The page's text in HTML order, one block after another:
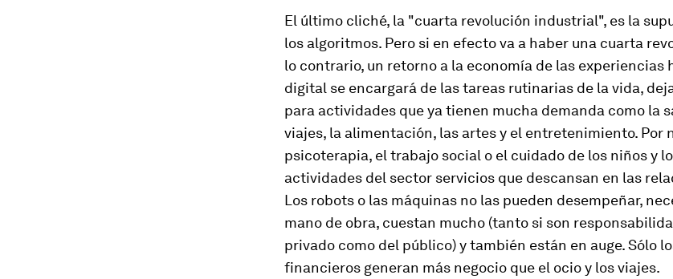
El último cliché, la "cuarta revolución industrial", es la
los algoritmos. Pero si en efecto va a haber una cuarta
lo contrario, un retorno a la economía de las experiencias
digital se encargará de las tareas rutinarias de la vida,
para actividades que ya tienen mucha demanda como la
viajes, la alimentación, las artes y el entretenimiento. Por
psicoterapia, el trabajo social o el cuidado de los niños y
actividades del sector servicios que descansan en las
Los robots o las máquinas no las pueden desempeñar,
mano de obra, cuestan mucho (tanto si son
privado como del público) y también están en auge. Sólo
financieros generan más negocio que el ocio y los viajes.